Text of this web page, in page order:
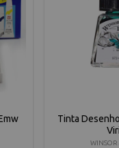
Tinta
WINSOR